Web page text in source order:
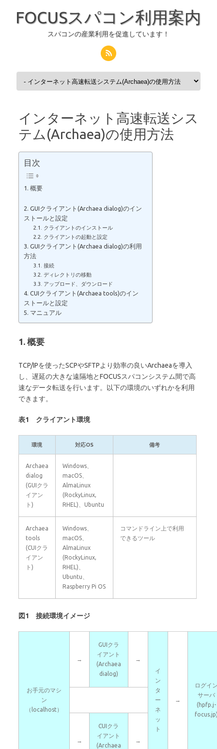
FOCUSスパコン利用案内
スパコンの産業利用を促進しています！
コンテンツへスキップ
インターネット高速転送シス
テム(Archaea)の使用方法
目次
1. 概要
2. GUIクライアント(Archaea dialog)のイン
ストールと設定
2.1. クライアントのインストール
2.2. クライアントの起動と設定
3. GUIクライアント(Archaea dialog)の利用
方法
3.1. 接続
3.2. ディレクトリの移動
3.3. アップロード、ダウンロード
4. CUIクライアント(Archaea tools)のイン
ストールと設定
5. マニュアル
1. 概要
TCP/IPを使ったSCPやSFTPより効率の良いArchaeaを導入
し、遅延の大きな遠隔地とFOCUSスパコンシステム間で高
速なデータ転送を行います。以下の環境のいずれかを利用
できます。
表1 クライアント環境
環境 対応OS 備考
Archaea
dialog
(GUIクラ
イアン
ト)
Windows、
macOS、
AlmaLinux
(RockyLinux,
RHEL)、Ubuntu
Archaea
tools
(CUIクラ
イアン
ト)
Windows、
macOS、
AlmaLinux
(RockyLinux,
RHEL)、
Ubuntu、
Raspberry Pi OS
コマンドライン上で利用
できるツール
図1 接続環境イメージ
お手元のマシ
ン
（localhost）
→
GUIクラ
イアント
(Archaea
dialog)
→
イ
ン
タ
ー
ネ
ッ
ト
→
ログイ
サーバ
(hpfp.j-
→
CUIクラ
イアント
(Archaea
→